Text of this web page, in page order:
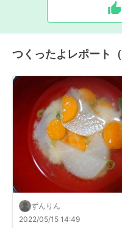
つくったよレポート（
ずんりん
2022/05/15 14:49